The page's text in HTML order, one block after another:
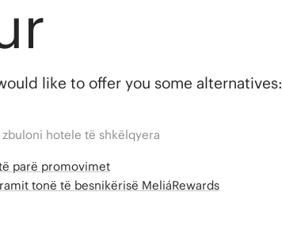
like to offer you some alternatives:
hotele të shkëlqyera
parë promovimet
tonë të besnikërisë MeliáRewards